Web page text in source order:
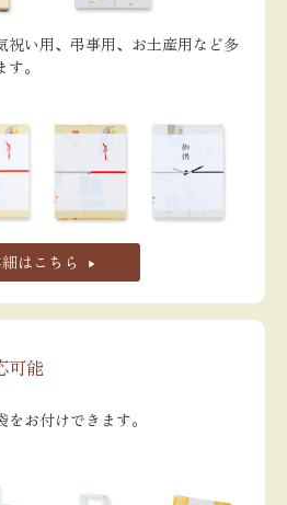
祝い用、弔事用、お土産用など多
。
はこちら
可能
お付けできます。